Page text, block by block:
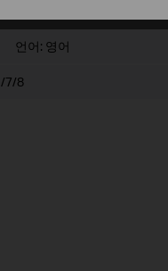
언어: 영어
7/8